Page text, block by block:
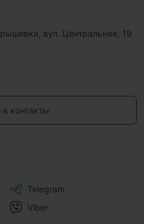
вул. Центральная, 19
в контакты
Telegram
Viber